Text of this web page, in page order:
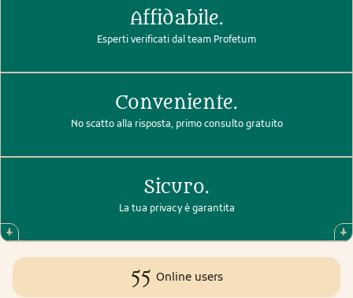
Affidabile.
Esperti verificati dal team Profetum
Conveniente.
No scatto alla risposta, primo consulto gratuito
Sicuro.
La tua privacy è garantita
55 Online users